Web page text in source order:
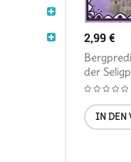
2,99€
der
IN DEN